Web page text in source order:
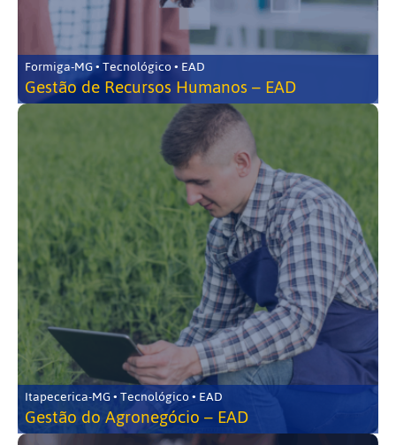
Formiga-MG • Tecnológico • EAD
Gestão de Recursos Humanos – EAD
Itapecerica-MG • Tecnológico • EAD
Gestão do Agronegócio – EAD